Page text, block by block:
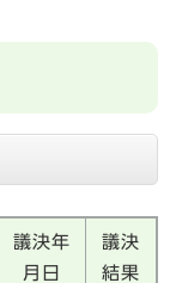
議決年
月日
議決
結果